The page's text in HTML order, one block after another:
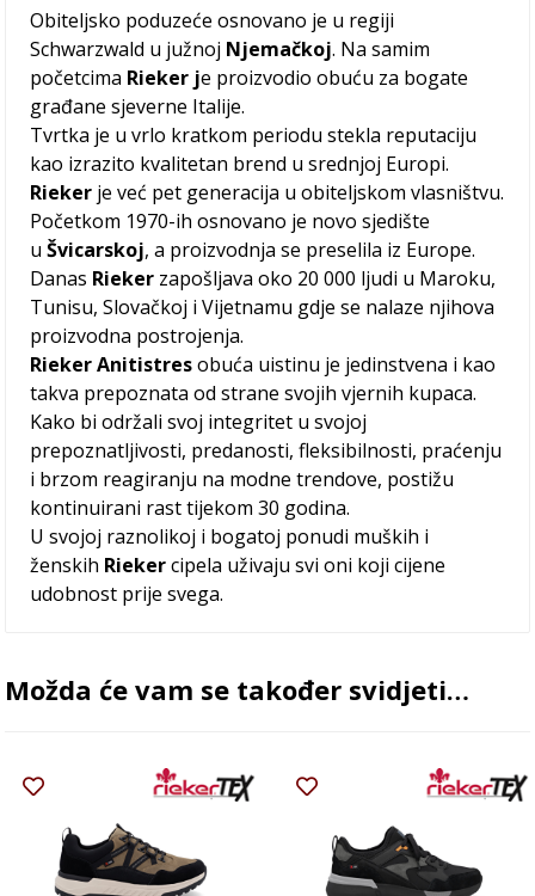
Obiteljsko poduzeće osnovano je u regiji
Schwarzwald u južnoj Njemačkoj. Na samim
početcima Rieker je proizvodio obuću za bogate
građane sjeverne Italije.
Tvrtka je u vrlo kratkom periodu stekla reputaciju
kao izrazito kvalitetan brend u srednjoj Europi.
Rieker je već pet generacija u obiteljskom vlasništvu.
Početkom 1970-ih osnovano je novo sjedište
uŠvicarskoj, a proizvodnja se preselila iz Europe.
Danas Rieker zapošljava oko 20 000 ljudi u Maroku,
Tunisu, Slovačkoj i Vijetnamu gdje se nalaze njihova
proizvodna postrojenja.
Rieker Anitistresobuća uistinu je jedinstvena i kao
takva prepoznata od strane svojih vjernih kupaca.
Kako bi održali svoj integritet u svojoj
prepoznatljivosti, predanosti, fleksibilnosti, praćenju
i brzom reagiranju na modne trendove, postižu
kontinuirani rast tijekom 30 godina.
U svojoj raznolikoj i bogatoj ponudi muških i
ženskih Riekercipela uživaju svi oni koji cijene
udobnost prije svega.
Možda će vam se također svidjeti…